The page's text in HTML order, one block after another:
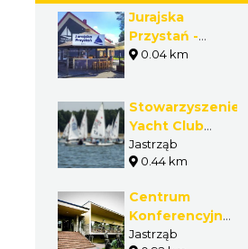
Jurajska
Przystań -
OŚRODEK
0.04 km
Stowarzyszenie
Yacht Club
Zefir- Drakkar -
Jastrząb -
Jastrząb
0.44 km
Centrum
Konferencyjno-
Szkoleniowe
Jastrząb